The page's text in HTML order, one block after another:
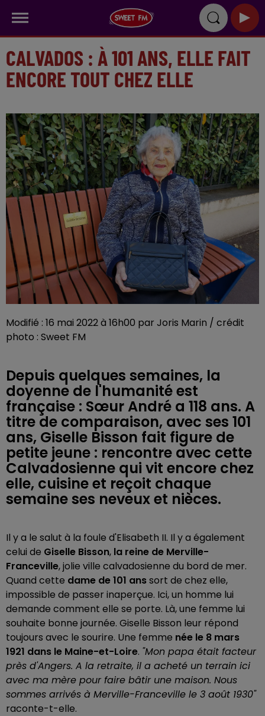
CALVADOS : À 101 ANS, ELLE FAIT
ENCORE TOUT CHEZ ELLE
Modifié : 16 mai 2022 à 16h00 par Joris Marin / crédit
photo : Sweet FM
Depuis quelques semaines, la
doyenne de l'humanité est
française : Sœur André a 118 ans. A
titre de comparaison, avec ses 101
ans, Giselle Bisson fait figure de
petite jeune : rencontre avec cette
Calvadosienne qui vit encore chez
elle, cuisine et reçoit chaque
semaine ses neveux et nièces.
Il y a le salut à la foule d'Elisabeth II. Il y a également
celui de Giselle Bisson, la reine de Merville-
Franceville, jolie ville calvadosienne du bord de mer.
Quand cette dame de 101 anssort de chez elle,
impossible de passer inaperçue. Ici, un homme lui
demande comment elle se porte. Là, une femme lui
souhaite bonne journée. Giselle Bisson leur répond
toujours avec le sourire. Une femme née le 8 mars
1921 dans le Maine-et-Loire. "Mon papa était facteur
près d'Angers. A la retraite, il a acheté un terrain ici
avec ma mère pour faire bâtir une maison. Nous
sommes arrivés à Merville-Franceville le 3 août 1930"
raconte-t-elle.